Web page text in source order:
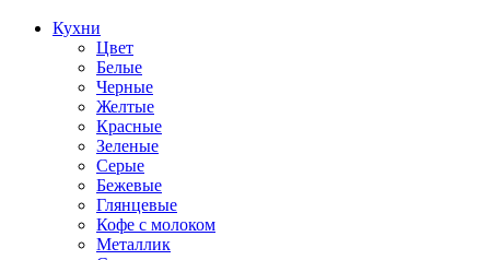
Кухни
Цвет
Белые
Черные
Желтые
Красные
Зеленые
Серые
Бежевые
Глянцевые
Кофе с молоком
Металлик